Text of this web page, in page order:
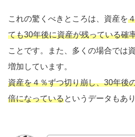
これの驚くべきところは、資産を
ても30年後に資産が残っている確
ことです。また、多くの場合では
増加しています。
資産を４％ずつ切り崩し、30年後
倍になっているというデータもあり